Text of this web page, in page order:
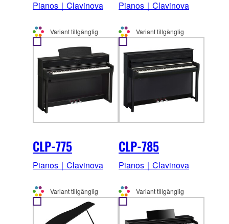
Pianos｜Clavinova
Variant tillgänglig
Pianos｜Clavinova
Variant tillgänglig
CLP-775
Pianos｜Clavinova
Variant tillgänglig
CLP-785
Pianos｜Clavinova
Variant tillgänglig